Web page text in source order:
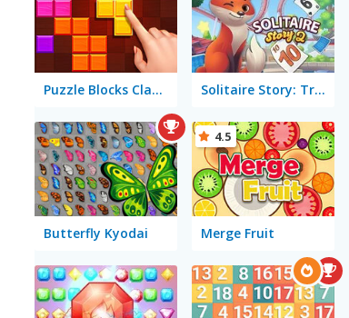
Puzzle Blocks Classic Solitaire Story: TriPeaks 2
Butterfly Kyodai Merge Fruit
4.5